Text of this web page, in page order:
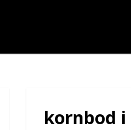
kornbod